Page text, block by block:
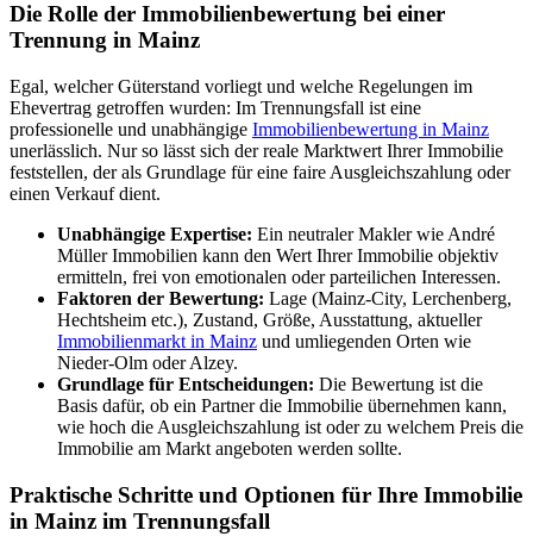
Die Rolle der Immobilienbewertung bei einer
Trennung in Mainz
Egal, welcher Güterstand vorliegt und welche Regelungen im
Ehevertrag getroffen wurden: Im Trennungsfall ist eine
professionelle und unabhängige Immobilienbewertung in Mainz
unerlässlich. Nur so lässt sich der reale Marktwert Ihrer Immobilie
feststellen, der als Grundlage für eine faire Ausgleichszahlung oder
einen Verkauf dient.
Unabhängige Expertise: Ein neutraler Makler wie André
Müller Immobilien kann den Wert Ihrer Immobilie objektiv
ermitteln, frei von emotionalen oder parteilichen Interessen.
Faktoren der Bewertung: Lage (Mainz-City, Lerchenberg,
Hechtsheim etc.), Zustand, Größe, Ausstattung, aktueller
Immobilienmarkt in Mainz und umliegenden Orten wie
Nieder-Olm oder Alzey.
Grundlage für Entscheidungen: Die Bewertung ist die
Basis dafür, ob ein Partner die Immobilie übernehmen kann,
wie hoch die Ausgleichszahlung ist oder zu welchem Preis die
Immobilie am Markt angeboten werden sollte.
Praktische Schritte und Optionen für Ihre Immobilie
in Mainz im Trennungsfall